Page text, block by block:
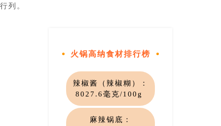
行列。
火锅高纳食材排行榜
辣椒酱（辣椒糊）：
8027.6毫克/100g
麻辣锅底：